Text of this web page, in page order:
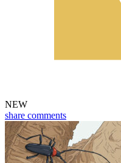
NEW
share comments